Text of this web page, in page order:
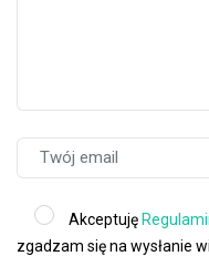
Akceptuję
zgadzam się na wysłanie